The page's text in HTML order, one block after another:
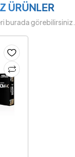
ÜRÜNLER
burada görebilirsiniz.